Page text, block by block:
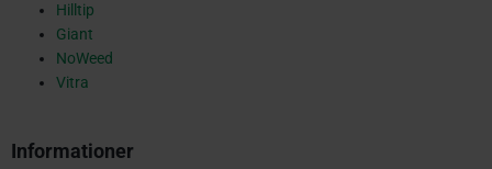
Hilltip
Giant
NoWeed
Vitra
Informationer